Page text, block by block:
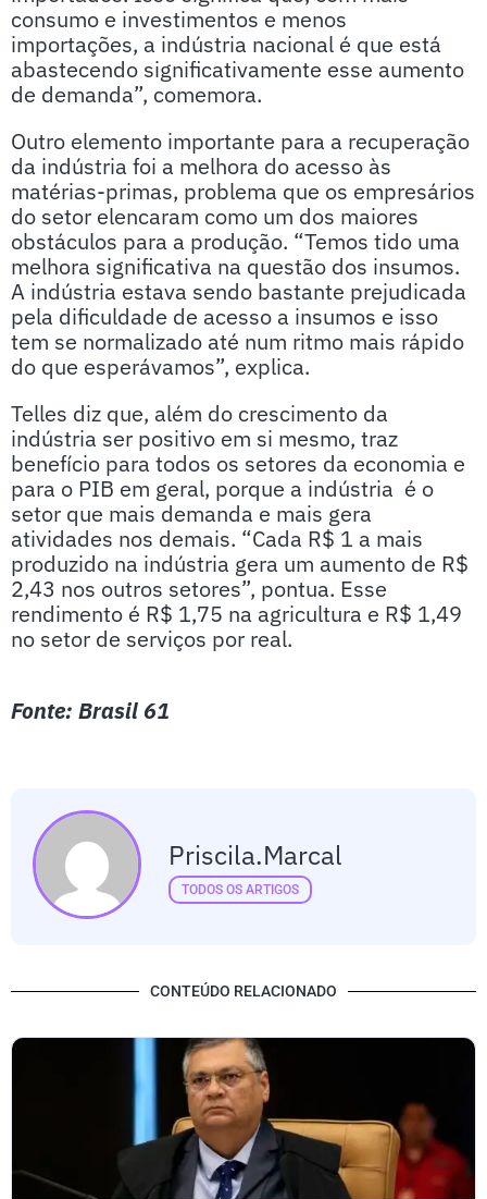
consumo e investimentos e menos
importações, a indústria nacional é que está
abastecendo significativamente esse aumento
de demanda”, comemora.
Outro elemento importante para a recuperação
da indústria foi a melhora do acesso às
matérias-primas, problema que os empresários
do setor elencaram como um dos maiores
obstáculos para a produção. “Temos tido uma
melhora significativa na questão dos insumos.
A indústria estava sendo bastante prejudicada
pela dificuldade de acesso a insumos e isso
tem se normalizado até num ritmo mais rápido
do que esperávamos”, explica.
Telles diz que, além do crescimento da
indústria ser positivo em si mesmo, traz
benefício para todos os setores da economia e
para o PIB em geral, porque a indústria é o
setor que mais demanda e mais gera
atividades nos demais. “Cada R$ 1 a mais
produzido na indústria gera um aumento de R$
2,43 nos outros setores”, pontua. Esse
rendimento é R$ 1,75 na agricultura e R$ 1,49
no setor de serviços por real.
Fonte: Brasil 61
Priscila.marcal
TODOS OS ARTIGOS
CONTEÚDO RELACIONADO